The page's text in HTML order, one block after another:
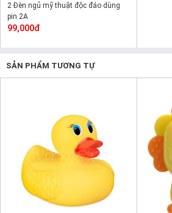
2 Đèn ngủ mỹ thuật độc đáo dùng
pin 2A
99,000đ
SẢN PHẨM TƯƠNG TỰ